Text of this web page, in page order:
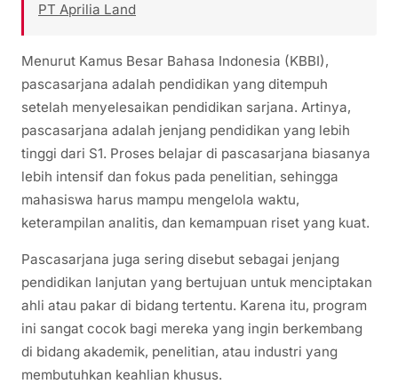
PT Aprilia Land
Menurut Kamus Besar Bahasa Indonesia (KBBI),
pascasarjana adalah pendidikan yang ditempuh
setelah menyelesaikan pendidikan sarjana. Artinya,
pascasarjana adalah jenjang pendidikan yang lebih
tinggi dari S1. Proses belajar di pascasarjana biasanya
lebih intensif dan fokus pada penelitian, sehingga
mahasiswa harus mampu mengelola waktu,
keterampilan analitis, dan kemampuan riset yang kuat.
Pascasarjana juga sering disebut sebagai jenjang
pendidikan lanjutan yang bertujuan untuk menciptakan
ahli atau pakar di bidang tertentu. Karena itu, program
ini sangat cocok bagi mereka yang ingin berkembang
di bidang akademik, penelitian, atau industri yang
membutuhkan keahlian khusus.